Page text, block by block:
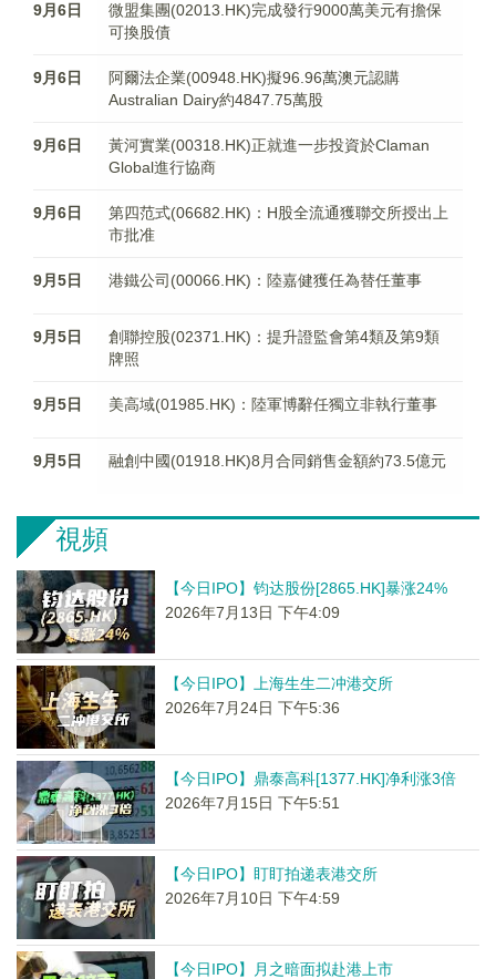
9月6日
微盟集團(02013.HK)完成發行9000萬美元有擔保
可換股債
9月6日
阿爾法企業(00948.HK)擬96.96萬澳元認購
Australian Dairy約4847.75萬股
9月6日
黃河實業(00318.HK)正就進一步投資於Claman
Global進行協商
9月6日
第四范式(06682.HK)：H股全流通獲聯交所授出上
市批准
9月5日 港鐵公司(00066.HK)：陸嘉健獲任為替任董事
9月5日
創聯控股(02371.HK)：提升證監會第4類及第9類
牌照
9月5日 美高域(01985.HK)：陸軍博辭任獨立非執行董事
9月5日 融創中國(01918.HK)8月合同銷售金額約73.5億元
視頻
【今日IPO】钧达股份[2865.HK]暴涨24%
2026年7月13日 下午4:09
【今日IPO】上海生生二冲港交所
2026年7月24日 下午5:36
【今日IPO】鼎泰高科[1377.HK]净利涨3倍
2026年7月15日 下午5:51
【今日IPO】盯盯拍递表港交所
2026年7月10日 下午4:59
【今日IPO】月之暗面拟赴港上市